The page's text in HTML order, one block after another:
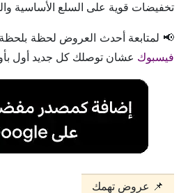
تخفيضات قوية على السلع الأساسية
📢 لمتابعة أحدث العروض لحظة بلحظة،
فيسبوك عشان توصلك كل جديد أول
📌 عروض تهمك